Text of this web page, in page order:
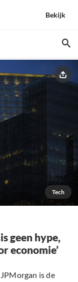
Bekijk
Tech
geen hype,
economie’
is de